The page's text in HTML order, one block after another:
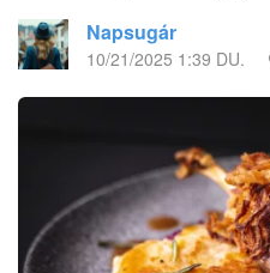
Napsugár
10/21/2025 1:39 DU.